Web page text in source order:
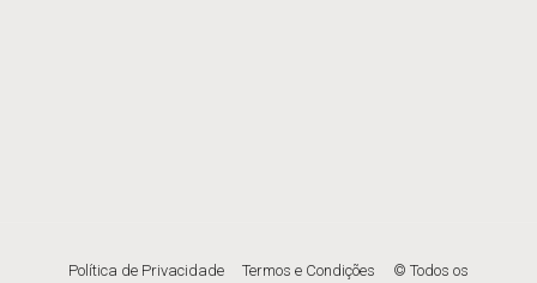
Política de Privacidade Termos e Condições © Todos os